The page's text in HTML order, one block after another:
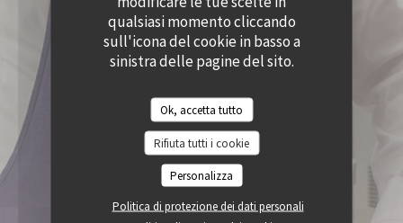
qualsiasi momento cliccando
sull'icona del cookie in basso a
sinistra delle pagine del sito.
Ok, accetta tutto
Rifiuta tutti i cookie
Personalizza
Politica di protezione dei dati personali